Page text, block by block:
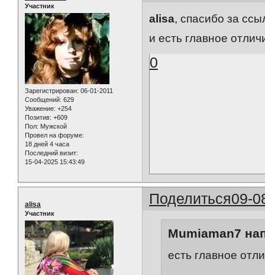
Участник
Зарегистрирован: 06-01-2011
Сообщений: 629
Уважение: +254
Позитив: +609
Пол: Мужской
Провел на форуме:
18 дней 4 часа
Последний визит:
15-04-2025 15:43:49
alisa, спасибо за
и есть главное
0
Поделиться09-
alisa
Участник
Mumiaman7
есть главное